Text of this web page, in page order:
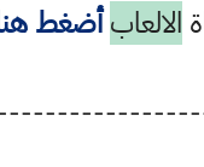
الالعاب أضغط